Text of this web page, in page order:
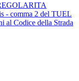
- comma 2 del TUEL
al Codice della Strada